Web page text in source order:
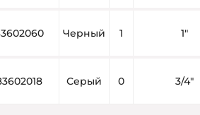
Черный 1 1″
Серый 0 3/4″